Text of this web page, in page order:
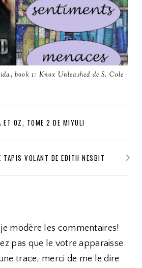
book 1: Knox Unleashed de S. Cole
ET OZ, TOME 2 DE MIYULI
TAPIS VOLANT DE EDITH NESBIT
modère les commentaires!
pas que le votre apparaisse
trace, merci de me le dire